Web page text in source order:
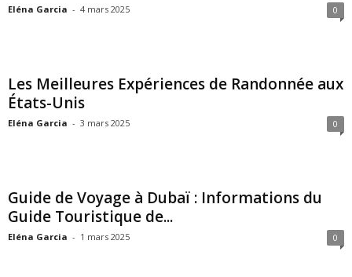
Eléna Garcia - 4 mars 2025 0
Les Meilleures Expériences de Randonnée aux
États-Unis
Eléna Garcia - 3 mars 2025 0
Guide de Voyage à Dubaï : Informations du
Guide Touristique de...
Eléna Garcia - 1 mars 2025 0